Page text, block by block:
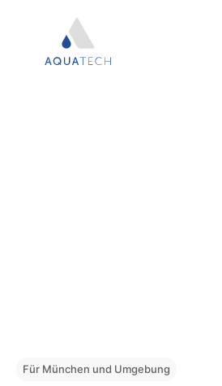
Für München und Umgebung